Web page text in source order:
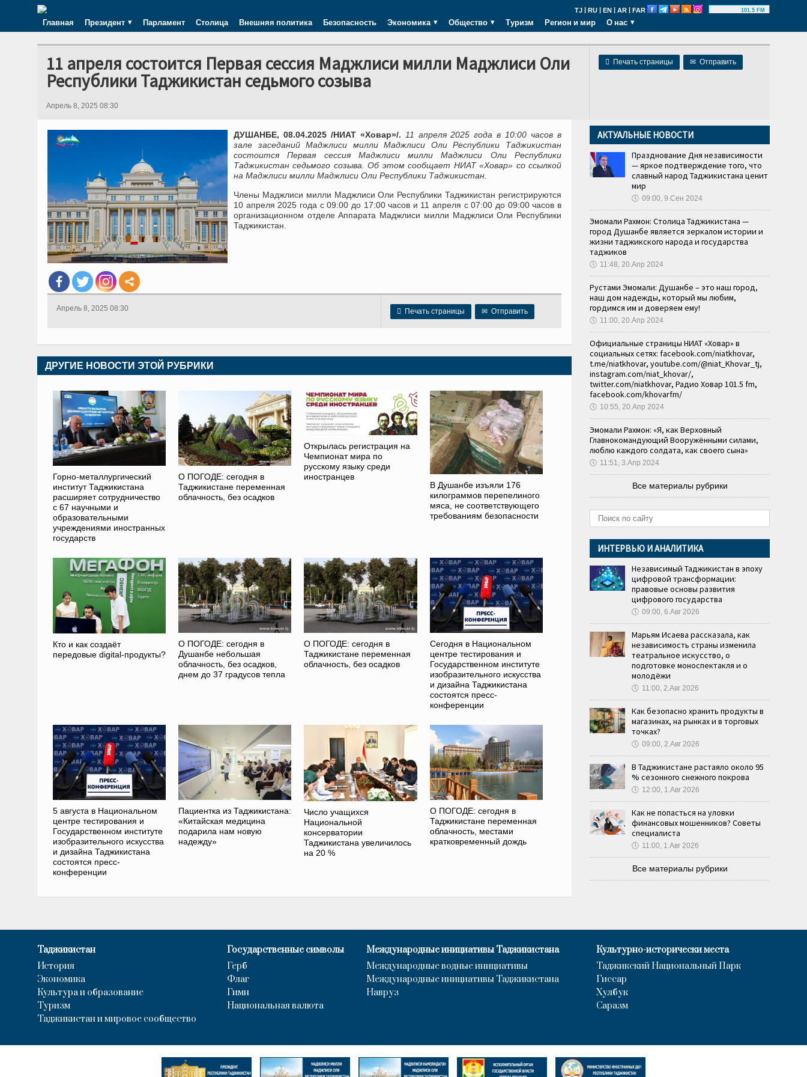
TJ | RU | EN | AR | FAR 101.5 FM
Главная Президент Парламент Столица Внешняя политика Безопасность Экономика Общество Туризм Регион и мир О нас
 Печать страницы ✉ Отправить
11 апреля состоится Первая сессия Маджлиси милли Маджлиси Оли
Республики Таджикистан седьмого созыва
Апрель 8, 2025 08:30
ДУШАНБЕ, 08.04.2025 /НИАТ «Ховар»/.
11 апреля 2025 года в 10:00 часов в
зале заседаний Маджлиси милли Маджлиси Оли Республики Таджикистан
состоится Первая сессия Маджлиси милли Маджлиси Оли Республики
Таджикистан седьмого созыва. Об этом сообщает НИАТ «Ховар» со ссылкой
на Маджлиси милли Маджлиси Оли Республики Таджикистан.
Члены Маджлиси милли Маджлиси Оли Республики Таджикистан регистрируются
10 апреля 2025 года с 09:00 до 17:00 часов и 11 апреля с 07:00 до 09:00 часов в
организационном отделе Аппарата Маджлиси милли Маджлиси Оли Республики
Таджикистан.
 Печать страницы ✉ Отправить
Апрель 8, 2025 08:30
ДРУГИЕ НОВОСТИ ЭТОЙ РУБРИКИ
Горно-металлургический
институт Таджикистана
расширяет сотрудничество
с 67 научными и
образовательными
учреждениями иностранных
государств
О ПОГОДЕ: сегодня в
Таджикистане переменная
облачность, без осадков
Открылась регистрация на
Чемпионат мира по
русскому языку среди
иностранцев
В Душанбе изъяли 176
килограммов перепелиного
мяса, не соответствующего
требованиям безопасности
Кто и как создаёт
передовые digital-продукты?
О ПОГОДЕ: сегодня в
Душанбе небольшая
облачность, без осадков,
днем до 37 градусов тепла
О ПОГОДЕ: сегодня в
Таджикистане переменная
облачность, без осадков
Сегодня в Национальном
центре тестирования и
Государственном институте
изобразительного искусства
и дизайна Таджикистана
состоятся пресс-
конференции
5 августа в Национальном
центре тестирования и
Государственном институте
изобразительного искусства
и дизайна Таджикистана
состоятся пресс-
конференции
Пациентка из Таджикистана:
«Китайская медицина
подарила нам новую
надежду»
Число учащихся
Национальной
консерватории
Таджикистана увеличилось
на 20 %
О ПОГОДЕ: сегодня в
Таджикистане переменная
облачность, местами
кратковременный дождь
АКТУАЛЬНЫЕ НОВОСТИ
Празднование Дня независимости
— яркое подтверждение того, что
славный народ Таджикистана ценит
мир
🕔 09:00, 9.Сен 2024
Эмомали Рахмон: Столица Таджикистана —
город Душанбе является зеркалом истории и
жизни таджикского народа и государства
таджиков
🕔 11:48, 20.Апр 2024
Рустами Эмомали: Душанбе – это наш город,
наш дом надежды, который мы любим,
гордимся им и доверяем ему!
🕔 11:00, 20.Апр 2024
Официальные страницы НИАТ «Ховар» в
социальных сетях: facebook.com/niatkhovar,
t.me/niatkhovar, youtube.com/@niat_Khovar_tj,
instagram.com/niat_khovar/,
twitter.com/niatkhovar, Радио Ховар 101.5 fm,
facebook.com/khovarfm/
🕔 10:55, 20.Апр 2024
Эмомали Рахмон: «Я, как Верховный
Главнокомандующий Вооружёнными силами,
люблю каждого солдата, как своего сына»
🕔 11:51, 3.Апр 2024
Все материалы рубрики
ИНТЕРВЬЮ И АНАЛИТИКА
Независимый Таджикистан в эпоху
цифровой трансформации:
правовые основы развития
цифрового государства
🕔 09:00, 6.Авг 2026
Марьям Исаева рассказала, как
независимость страны изменила
театральное искусство, о
подготовке моноспектакля и о
молодёжи
🕔 11:00, 2.Авг 2026
Как безопасно хранить продукты в
магазинах, на рынках и в торговых
точках?
🕔 09:00, 2.Авг 2026
В Таджикистане растаяло около 95
% сезонного снежного покрова
🕔 12:00, 1.Авг 2026
Как не попасться на уловки
финансовых мошенников? Советы
специалиста
🕔 11:00, 1.Авг 2026
Все материалы рубрики
Таджикистан
История
Экономика
Культура и образование
Туризм
Таджикистан и мировое сообщество
Государственные символы
Герб
Флаг
Гимн
Национальная валюта
Международные инициативы Таджикистана
Международные водные инициативы
Международные инициативы Таджикистана
Навруз
Культурно-исторически места
Таджикский Национальный Парк
Гиссар
Хулбук
Саразм